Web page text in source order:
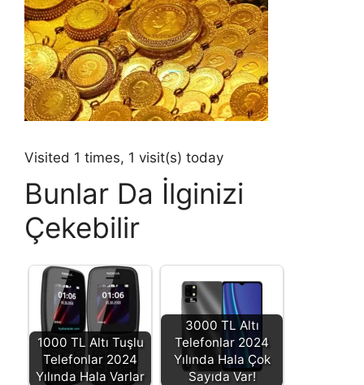
Visited 1 times, 1 visit(s) today
Bunlar Da İlginizi
Çekebilir
1000 TL Altı Tuşlu
Telefonlar 2024
Yılında Hala Varlar
3000 TL Altı
Telefonlar 2024
Yılında Hala Çok
Sayıda Var!